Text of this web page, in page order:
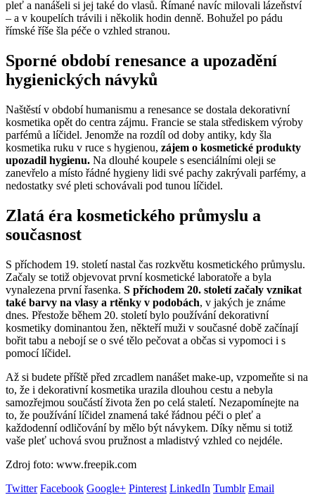
pleť a nanášeli si jej také do vlasů. Římané navíc milovali lázeňství
– a v koupelích trávili i několik hodin denně. Bohužel po pádu
římské říše šla péče o vzhled stranou.
Sporné období renesance a upozadění
hygienických návyků
Naštěstí v období humanismu a renesance se dostala dekorativní
kosmetika opět do centra zájmu. Francie se stala střediskem výroby
parfémů a líčidel. Jenomže na rozdíl od doby antiky, kdy šla
kosmetika ruku v ruce s hygienou, zájem o kosmetické produkty
upozadil hygienu. Na dlouhé koupele s esenciálními oleji se
zanevřelo a místo řádné hygieny lidi své pachy zakrývali parfémy, a
nedostatky své pleti schovávali pod tunou líčidel.
Zlatá éra kosmetického průmyslu a
současnost
S příchodem 19. století nastal čas rozkvětu kosmetického průmyslu.
Začaly se totiž objevovat první kosmetické laboratoře a byla
vynalezena první řasenka. S příchodem 20. století začaly vznikat
také barvy na vlasy a rtěnky v podobách, v jakých je známe
dnes. Přestože během 20. století bylo používání dekorativní
kosmetiky dominantou žen, někteří muži v současné době začínají
bořit tabu a nebojí se o své tělo pečovat a občas si vypomoci i s
pomocí líčidel.
Až si budete příště před zrcadlem nanášet make-up, vzpomeňte si na
to, že i dekorativní kosmetika urazila dlouhou cestu a nebyla
samozřejmou součástí života žen po celá staletí. Nezapomínejte na
to, že používání líčidel znamená také řádnou péči o pleť a
každodenní odličování by mělo být návykem. Díky němu si totiž
vaše pleť uchová svou pružnost a mladistvý vzhled co nejdéle.
Zdroj foto: www.freepik.com
Twitter Facebook Google+ Pinterest LinkedIn Tumblr Email